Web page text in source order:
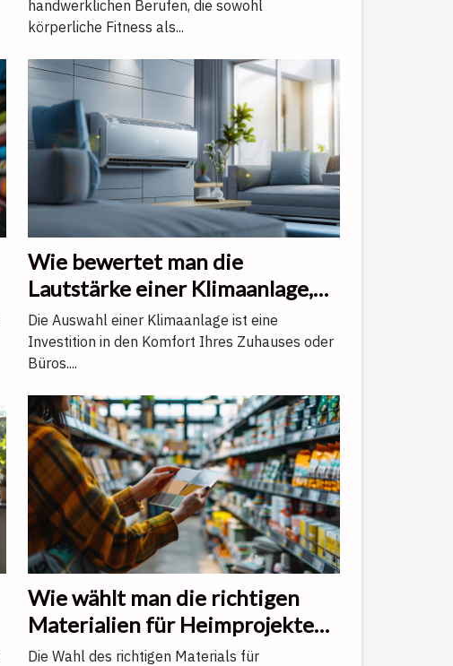
handwerklichen Berufen, die sowohl
körperliche Fitness als...
Wie bewertet man die
Lautstärke einer Klimaanlage,
um die beste Wahl zu treffen?
Die Auswahl einer Klimaanlage ist eine
Investition in den Komfort Ihres Zuhauses oder
Büros....
Wie wählt man die richtigen
Materialien für Heimprojekte
aus?
Die Wahl des richtigen Materials für